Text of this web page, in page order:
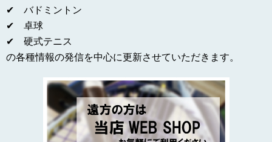
✔ バドミントン
✔ 卓球
✔ 硬式テニス
の各種情報の発信を中心に更新させていただきます。